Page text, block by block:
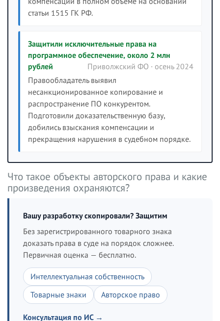
статьи 1515 ГК РФ.
Защитили исключительные права на
программное обеспечение, около 2 млн
рублей
Приволжский ФО · осень 2024
Правообладатель выявил
несанкционированное копирование и
распространение ПО конкурентом.
Подготовили доказательственную базу,
добились взыскания компенсации и
прекращения нарушения в судебном порядке.
Что такое объекты авторского права и какие
произведения охраняются?
Вашу разработку скопировали? Защитим
Без зарегистрированного товарного знака
доказать права в суде на порядок сложнее.
Первичная оценка — бесплатно.
Интеллектуальная собственность
Товарные знаки
Авторское право
Консультация по ИС →